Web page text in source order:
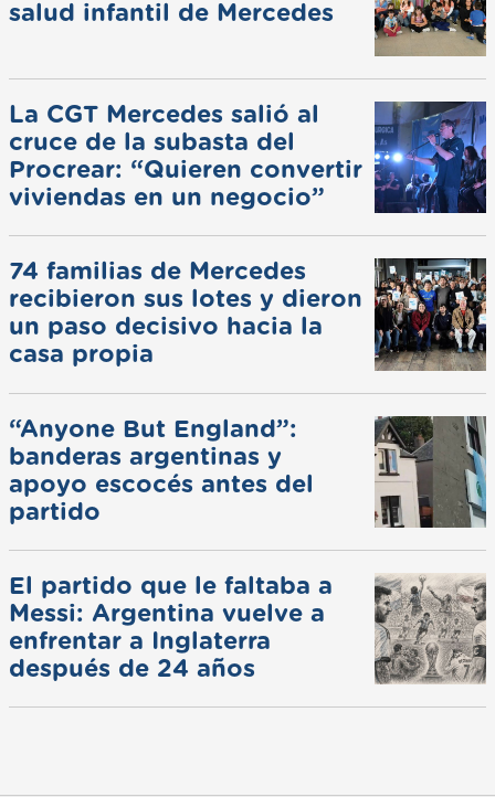
salud infantil de Mercedes
La CGT Mercedes salió al
cruce de la subasta del
Procrear: “Quieren convertir
viviendas en un negocio”
74 familias de Mercedes
recibieron sus lotes y dieron
un paso decisivo hacia la
casa propia
“Anyone But England”:
banderas argentinas y
apoyo escocés antes del
partido
El partido que le faltaba a
Messi: Argentina vuelve a
enfrentar a Inglaterra
después de 24 años